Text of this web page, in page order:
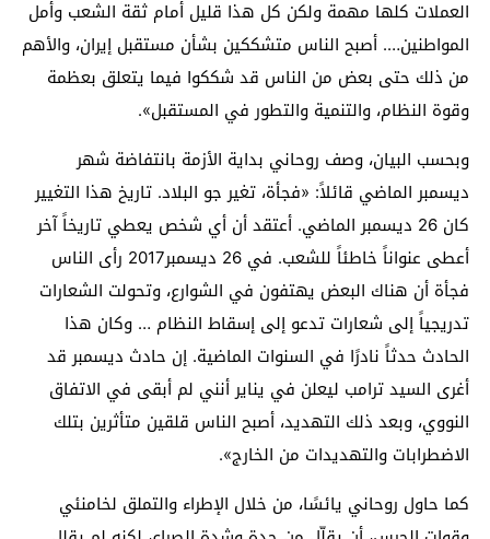
العملات کلها مهمة ولکن كل هذا قلیل أمام ثقة الشعب وأمل
المواطنین…. أصبح الناس متشككين بشأن مستقبل إيران، والأهم
من ذلك حتى بعض من الناس قد شككوا فيما يتعلق بعظمة
وقوة النظام، والتنمية والتطور في المستقبل».
وبحسب البيان، وصف روحاني بداية الأزمة بانتفاضة شهر
ديسمبر الماضي قائلاً: «فجأة، تغير جو البلاد. تاريخ هذا التغيير
كان 26 ديسمبر الماضي. أعتقد أن أي شخص يعطي تاريخاً آخر
أعطى عنواناً خاطئاً للشعب. في 26 ديسمبر2017 رأى الناس
فجأة أن هناك البعض يهتفون في الشوارع، وتحولت الشعارات
تدريجياً إلى شعارات تدعو إلى إسقاط النظام … وكان هذا
الحادث حدثاً نادرًا في السنوات الماضية. إن حادث ديسمبر قد
أغرى السيد ترامب ليعلن في يناير أنني لم أبقى في الاتفاق
النووي، وبعد ذلك التهديد، أصبح الناس قلقين متأثرين بتلك
الاضطرابات والتهديدات من الخارج».
كما حاول روحاني يائسًا، من خلال الإطراء والتملق لخامنئي